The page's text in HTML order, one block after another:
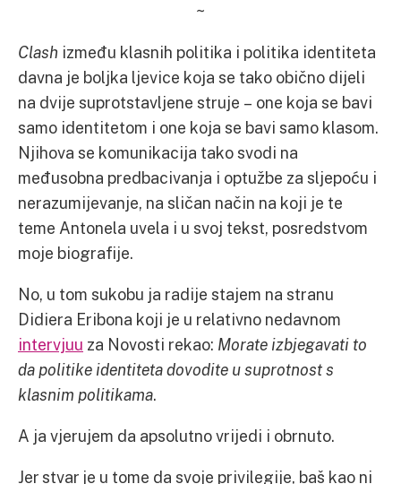
~
Clash između klasnih politika i politika identiteta
davna je boljka ljevice koja se tako obično dijeli
na dvije suprotstavljene struje – one koja se bavi
samo identitetom i one koja se bavi samo klasom.
Njihova se komunikacija tako svodi na
međusobna predbacivanja i optužbe za sljepoću i
nerazumijevanje, na sličan način na koji je te
teme Antonela uvela i u svoj tekst, posredstvom
moje biografije.
No, u tom sukobu ja radije stajem na stranu
Didiera Eribona koji je u relativno nedavnom
intervjuu za Novosti rekao: Morate izbjegavati to
da politike identiteta dovodite u suprotnost s
klasnim politikama.
A ja vjerujem da apsolutno vrijedi i obrnuto.
Jer stvar je u tome da svoje privilegije, baš kao ni